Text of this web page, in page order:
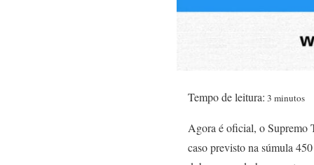
Tempo de leitura: 3 minutos
Agora é oficial, o Supremo
caso previsto na súmula